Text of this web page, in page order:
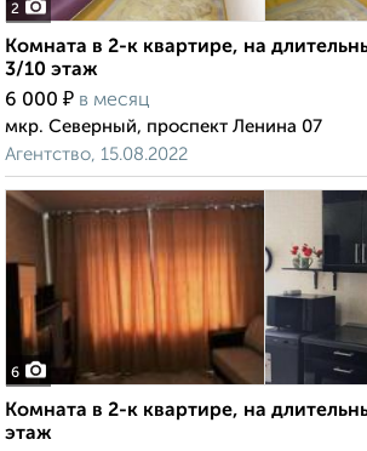
2
Комната в 2-к квартире, на
3/10 этаж
6 000 ₽ в месяц
мкр. Северный, проспект Ленина 07
Агентство, 15.08.2022
6
Комната в 2-к квартире, на
этаж